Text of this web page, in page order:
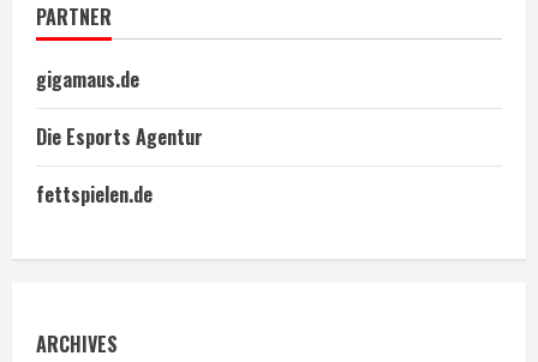
PARTNER
gigamaus.de
Die Esports Agentur
fettspielen.de
ARCHIVES